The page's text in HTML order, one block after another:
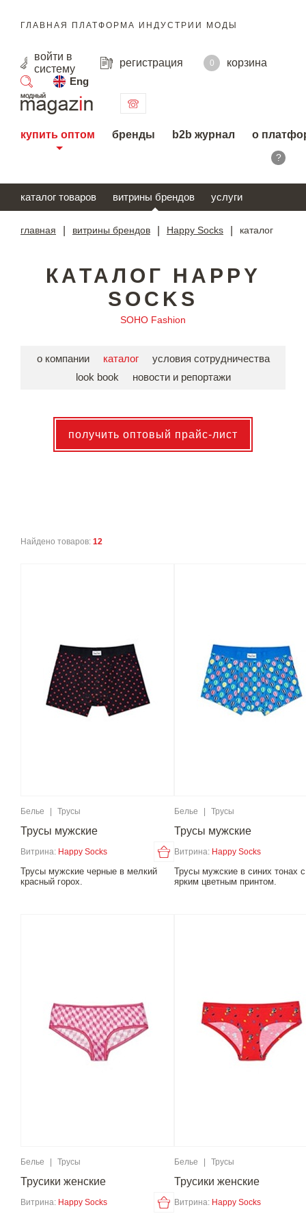
ГЛАВНАЯ ПЛАТФОРМА ИНДУСТРИИ МОДЫ
войти в
систему
регистрация 0
корзина
Eng
поиск
купить оптом бренды b2b журнал о
?
каталог товаров витрины брендов услуги
главная витрины брендов Happy Socks каталог
КАТАЛОГ HAPPY
SOCKS
SOHO Fashion
о компании каталог
условия сотрудничества
look book
новости и репортажи
получить оптовый прайс-лист
Найдено товаров: 12
Белье Трусы
Трусы мужские
Витрина: Happy Socks
Трусы мужские черные в мелкий
красный горох.
Белье Трусы
Трусы мужские
Витрина: Happy Socks
Трусы мужские в синих тонах с
ярким цветным принтом.
Белье Трусы
Трусики женские
Витрина: Happy Socks
Белье Трусы
Трусики женские
Витрина: Happy Socks